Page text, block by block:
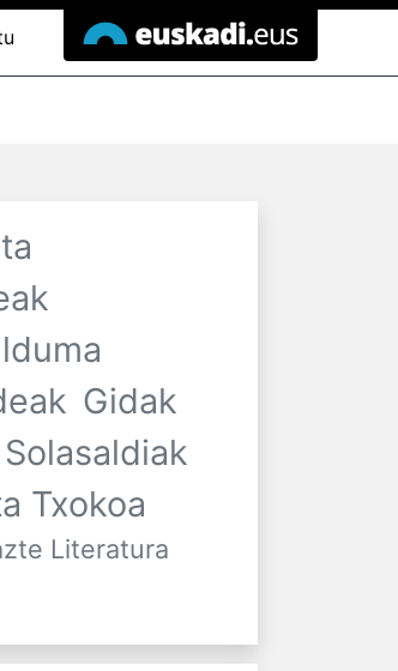
Gidak
Txokoa
Literatura